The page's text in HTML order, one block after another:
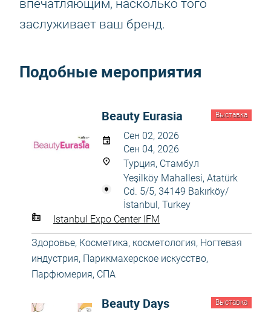
впечатляющим, насколько того
заслуживает ваш бренд.
Подобные мероприятия
Выставка
Beauty Eurasia
Сен 02, 2026
Сен 04, 2026
Турция, Стамбул
Yeşilköy Mahallesi, Atatürk
Cd. 5/5, 34149 Bakırköy/
İstanbul, Turkey
Istanbul Expo Center IFM
Здоровье, Косметика, косметология, Ногтевая
индустрия, Парикмахерское искусство,
Парфюмерия, СПА
Выставка
Beauty Days